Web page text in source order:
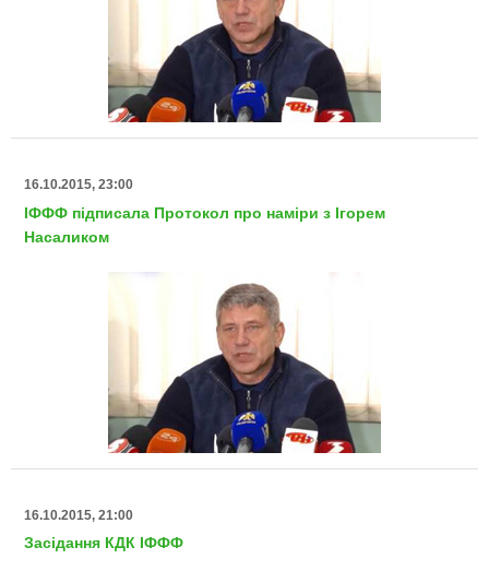
16.10.2015, 23:00
ІФФФ підписала Протокол про наміри з Ігорем
Насаликом
16.10.2015, 21:00
Засідання КДК ІФФФ